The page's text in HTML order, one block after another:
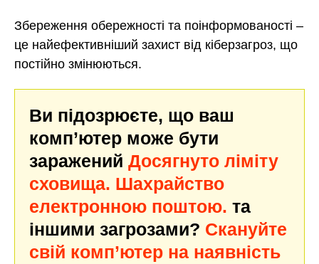
Збереження обережності та поінформованості –
це найефективніший захист від кіберзагроз, що
постійно змінюються.
Ви підозрюєте, що ваш
комп’ютер може бути
заражений Досягнуто ліміту
сховища. Шахрайство
електронною поштою. та
іншими загрозами? Скануйте
свій комп’ютер на наявність